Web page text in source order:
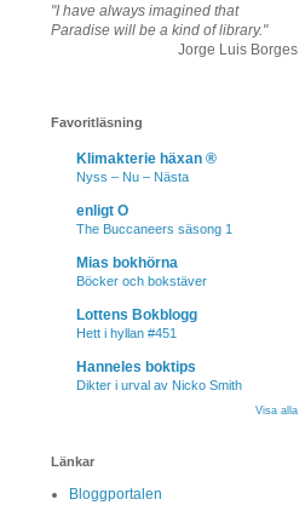
"I have always imagined that
Paradise will be a kind of library."
Jorge Luis Borges
Favoritläsning
Klimakterie häxan ®
Nyss – Nu – Nästa
enligt O
The Buccaneers säsong 1
Mias bokhörna
Böcker och bokstäver
Lottens Bokblogg
Hett i hyllan #451
Hanneles boktips
Dikter i urval av Nicko Smith
Visa alla
Länkar
Bloggportalen